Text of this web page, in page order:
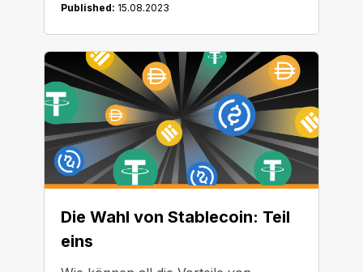
Published: 15.08.2023
Die Wahl von Stablecoin: Teil
eins